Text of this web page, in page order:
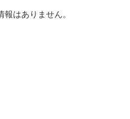
報はありません。